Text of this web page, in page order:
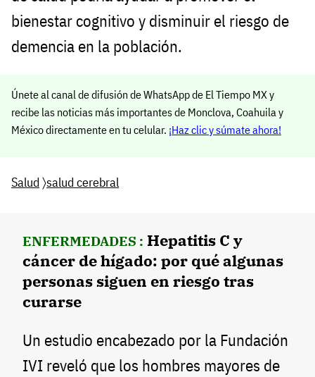
bienestar cognitivo y disminuir el riesgo de
demencia en la población.
Únete al canal de difusión de WhatsApp de El Tiempo MX y
recibe las noticias más importantes de Monclova, Coahuila y
México directamente en tu celular. ¡Haz clic y súmate ahora!
Salud 〉salud cerebral
ENFERMEDADES : Hepatitis C y
cáncer de hígado: por qué algunas
personas siguen en riesgo tras
curarse
Un estudio encabezado por la Fundación
IVI reveló que los hombres mayores de